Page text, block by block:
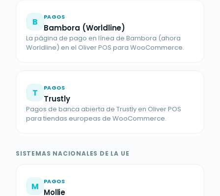
B PAGOS
Bambora (Worldline)
La página de pago en línea de Bambora (ahora
Worldline) en el Oliver POS para WooCommerce.
T PAGOS
Trustly
Pagos de banca abierta de Trustly en Oliver POS
para tiendas europeas de WooCommerce.
SISTEMAS NACIONALES DE LA UE
M PAGOS
Mollie